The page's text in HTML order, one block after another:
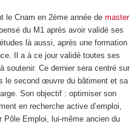
le Cnam en 2ème année de master
du M1 après avoir validé ses
là aussi, après une formation
. Il a à ce jour validé toutes ses
soutenir. Ce dernier sera centré sur
le second œuvre du bâtiment et sa
Son objectif : optimiser son
en recherche active d’emploi,
Pôle Emploi, lui-même ancien du